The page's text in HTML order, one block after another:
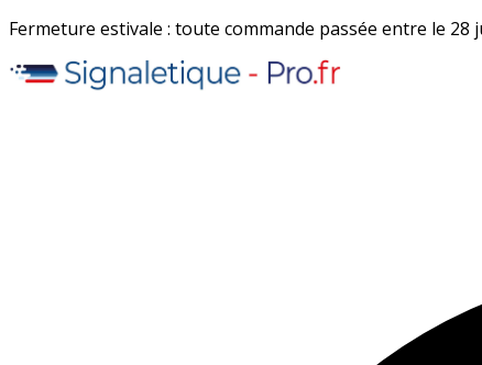
Fermeture estivale : toute commande passée entre le